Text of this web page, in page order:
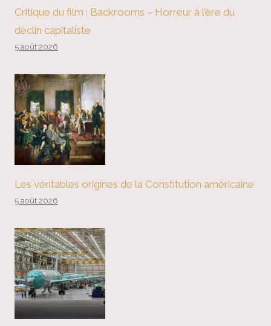
Critique du film : Backrooms – Horreur à l’ère du
déclin capitaliste
5 août 2026
Les véritables origines de la Constitution américaine
5 août 2026